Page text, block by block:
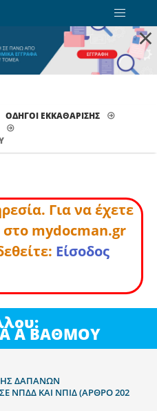
×
ΟΔΗΓΟΙ ΕΚΚΑΘΑΡΙΣΗΣ
Για να έχετε
mydocman.gr
Είσοδος
Α ΒΑΘΜΟΥ
ΔΑΠΑΝΩΝ
ΝΠΔΔ ΚΑΙ ΝΠΙΔ (ΑΡΘΡΟ 202